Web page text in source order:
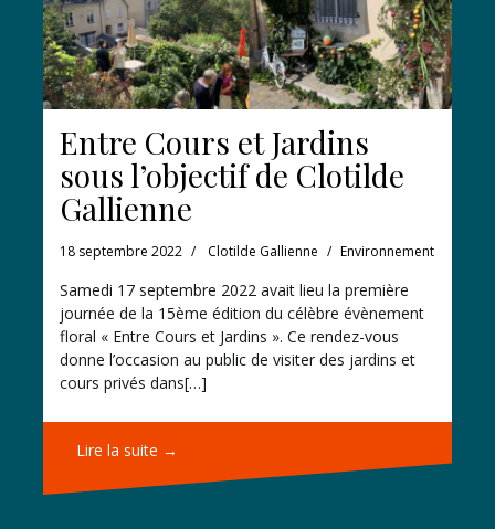
Entre Cours et Jardins
sous l’objectif de Clotilde
Gallienne
18 septembre 2022 Clotilde Gallienne Environnement
Samedi 17 septembre 2022 avait lieu la première
journée de la 15ème édition du célèbre évènement
floral « Entre Cours et Jardins ». Ce rendez-vous
donne l’occasion au public de visiter des jardins et
cours privés dans[…]
Lire la suite →